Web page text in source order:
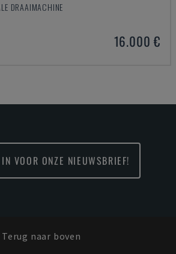
DRAAIMACHINE
16.000 €
VOOR ONZE NIEUWSBRIEF!
Terug naar boven